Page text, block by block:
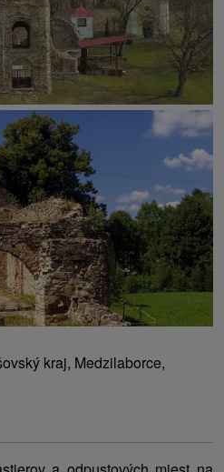
kraj, Medzilaborce,